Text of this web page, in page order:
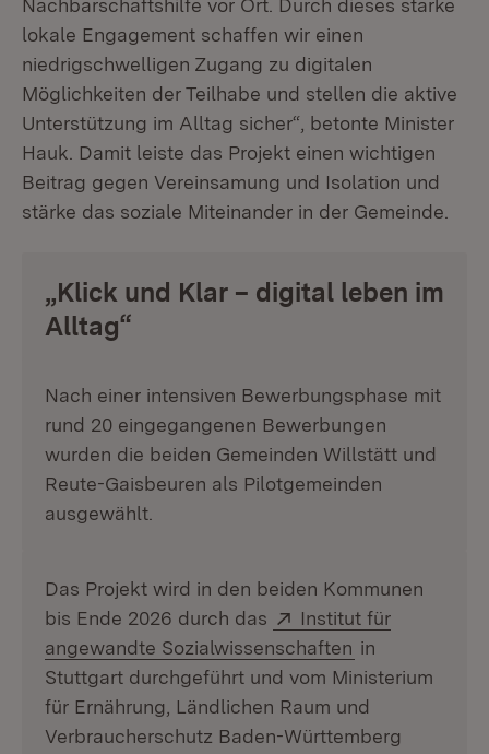
Nachbarschaftshilfe vor Ort. Durch dieses starke
lokale Engagement schaffen wir einen
niedrigschwelligen Zugang zu digitalen
Möglichkeiten der Teilhabe und stellen die aktive
Unterstützung im Alltag sicher“, betonte Minister
Hauk. Damit leiste das Projekt einen wichtigen
Beitrag gegen Vereinsamung und Isolation und
stärke das soziale Miteinander in der Gemeinde.
„Klick und Klar – digital leben im
Alltag“
Nach einer intensiven Bewerbungsphase mit
rund 20 eingegangenen Bewerbungen
wurden die beiden Gemeinden Willstätt und
Reute-Gaisbeuren als Pilotgemeinden
ausgewählt.
Das Projekt wird in den beiden Kommunen
bis Ende 2026 durch das
Extern:
Institut für
angewandte Sozialwissenschaften (Öffnet in
in
Stuttgart durchgeführt und vom Ministerium
für Ernährung, Ländlichen Raum und
Verbraucherschutz Baden-Württemberg